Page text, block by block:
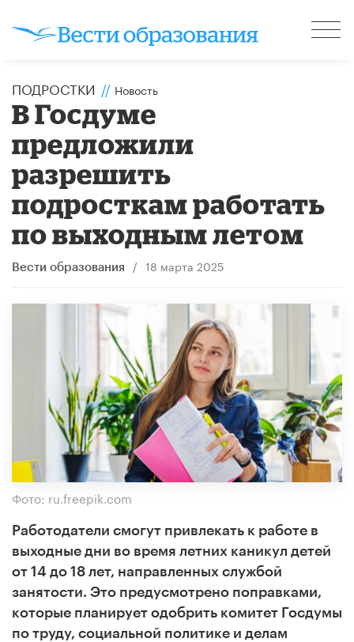
ПОДРОСТКИ // Новость
В Госдуме
предложили
разрешить
подросткам работать
по выходным летом
Вести образования / 18 марта 2025
Фото: ru.freepik.com
Работодатели смогут привлекать к работе в
выходные дни во время летних каникул детей
от 14 до 18 лет, направленных службой
занятости. Это предусмотрено поправками,
которые планирует одобрить комитет Госдумы
по труду, социальной политике и делам